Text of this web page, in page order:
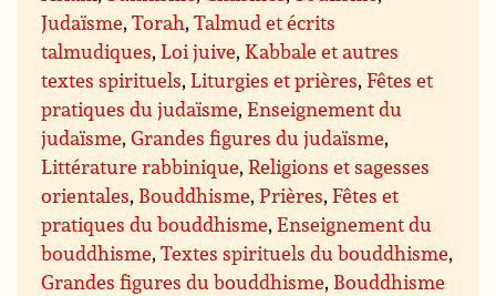
Judaïsme,Torah,Talmud et écrits
talmudiques,Loi juive,Kabbale et autres
textes spirituels,Liturgies et prières,Fêtes et
pratiques du judaïsme,Enseignement du
judaïsme,Grandes figures du judaïsme,
Littérature rabbinique,Religions et sagesses
orientales, Bouddhisme,Prières,Fêtes et
pratiques du bouddhisme,Enseignement du
bouddhisme,Textes spirituels du bouddhisme,
Grandes figures du bouddhisme, Bouddhisme